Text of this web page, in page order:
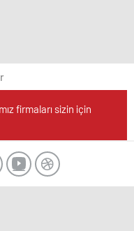
firmaları sizin için